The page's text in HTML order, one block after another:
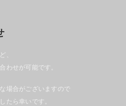
、
わせが可能です。
場合がございますので
たら幸いです。